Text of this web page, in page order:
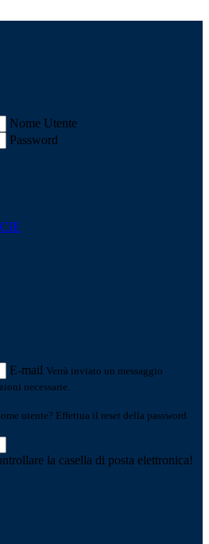
Nome Utente
Password
E-mail Verrà inviato un messaggio
necessarie.
utente? Effettua il reset della password
la casella di posta elettronica!